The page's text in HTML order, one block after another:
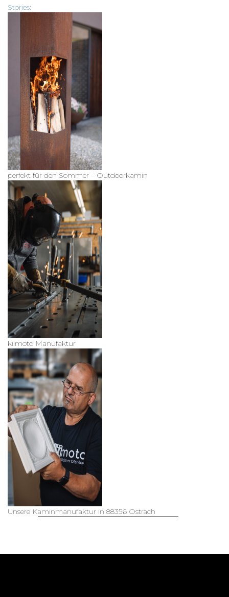
Stories:
perfekt für den Sommer – Outdoorkamin
kiimoto Manufaktur
Unsere Kaminmanufaktur in 88356 Ostrach
kiimoto in
Handwerkskunst Buch
mehr lesen...